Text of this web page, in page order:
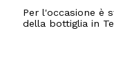
Per l'occasione è
della bottiglia in